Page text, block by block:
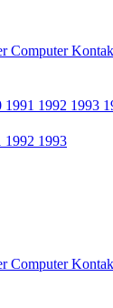
Computer
1991 1992 1993
1992 1993
Computer